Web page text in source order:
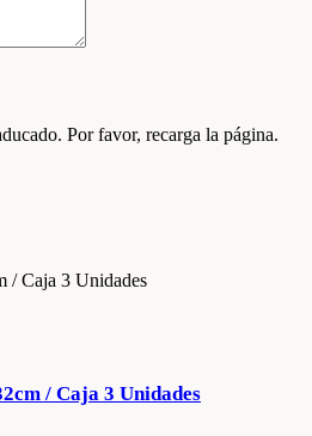
Por favor, recarga la página.
/ Caja 3 Unidades